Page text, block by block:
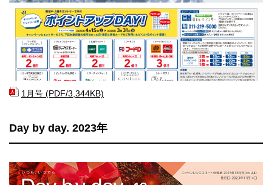
1月号 (PDF/3,344KB)
Day by day. 2023年